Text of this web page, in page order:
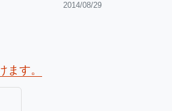
2014/08/29
す。